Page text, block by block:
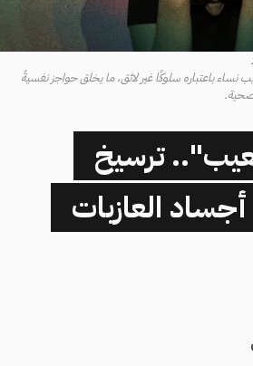
نساء باعتباره سلوكًا غير لائق، ما يخلق حواجز نفسيةً
ترسيخ
العازبات